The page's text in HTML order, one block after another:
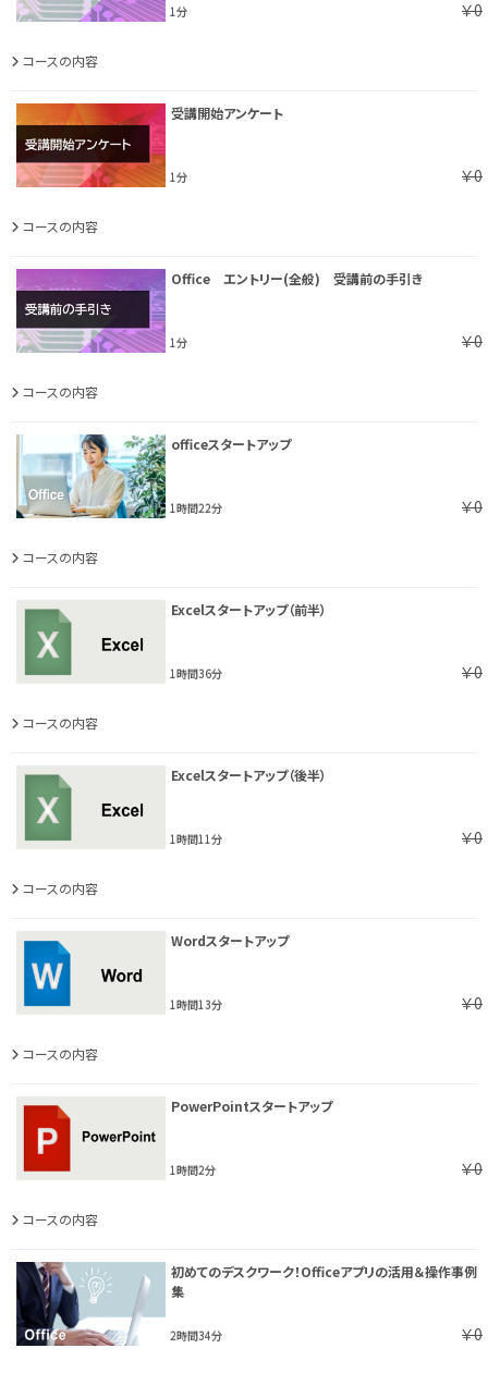
1分 ￥0
コースの内容
受講開始アンケート
1分 ￥0
コースの内容
Office エントリー(全般) 受講前の手引き
1分 ￥0
コースの内容
officeスタートアップ
1時間22分 ￥0
コースの内容
Excelスタートアップ（前半）
1時間36分 ￥0
コースの内容
Excelスタートアップ（後半）
1時間11分 ￥0
コースの内容
Wordスタートアップ
1時間13分 ￥0
コースの内容
PowerPointスタートアップ
1時間2分 ￥0
コースの内容
初めてのデスクワーク！Officeアプリの活用＆操作事例
集
2時間34分 ￥0